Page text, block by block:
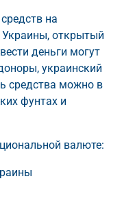
на
открытый
деньги могут
украинский
средства можно в
фунтах и
валюте: